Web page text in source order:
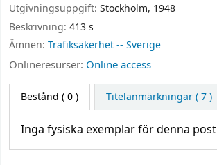
Utgivningsuppgift: Stockholm, 1948
Beskrivning: 413 s
Ämnen: Trafiksäkerhet -- Sverige
Onlineresurser: Online access
Bestånd ( 0 ) Titelanmärkningar ( 7 )
Inga fysiska exemplar för denna post